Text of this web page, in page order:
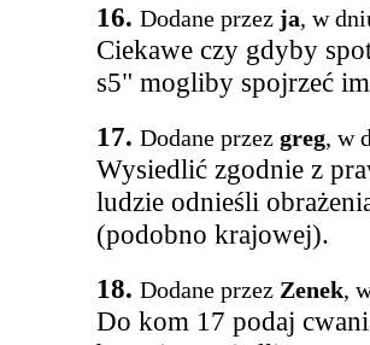
16. Dodane przez ja, w
Ciekawe czy gdyby
s5" mogliby spojrzeć
17. Dodane przez greg, w
Wysiedlić zgodnie z
ludzie odnieśli
(podobno krajowej).
18. Dodane przez Zenek,
Do kom 17 podaj